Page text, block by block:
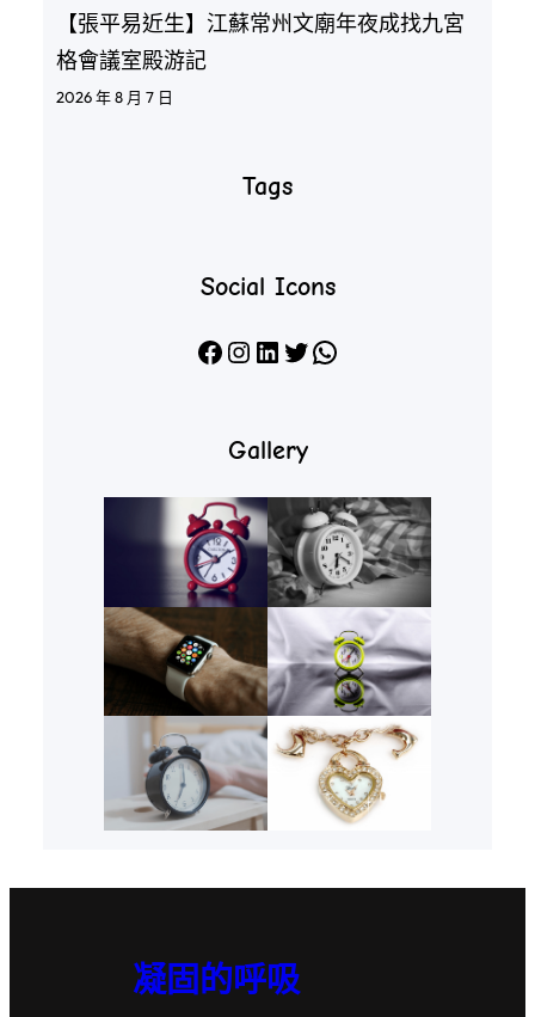
【張平易近生】江蘇常州文廟年夜成找九宮
格會議室殿游記
2026 年 8 月 7 日
Tags
Social Icons
Facebook Instagram LinkedIn X WhatsApp
Gallery
凝固的呼吸